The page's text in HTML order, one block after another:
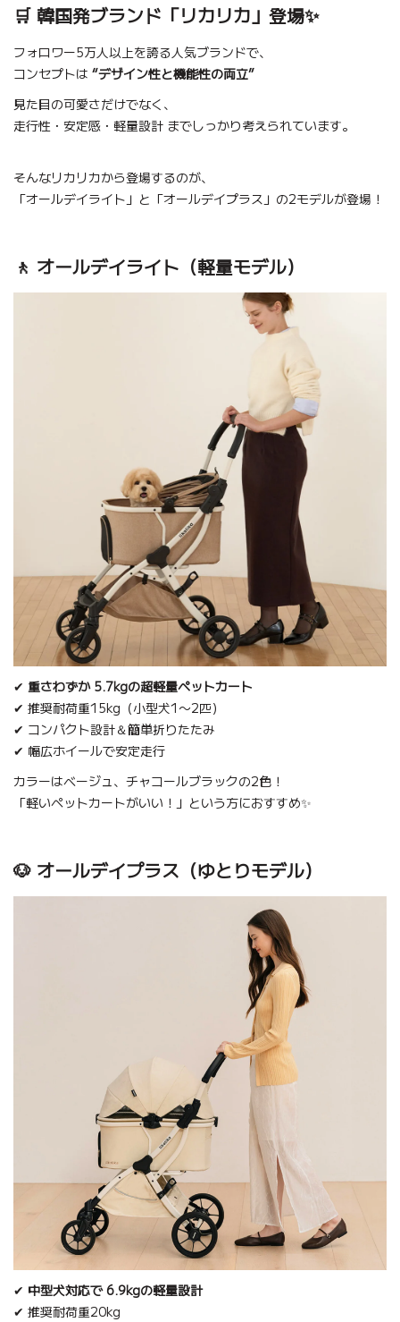
🛒 韓国発ブランド「リカリカ」登場✨
フォロワー5万人以上を誇る人気ブランドで、
コンセプトは “デザイン性と機能性の両立”
見た目の可愛さだけでなく、
走行性・安定感・軽量設計 までしっかり考えられています。
そんなリカリカから登場するのが、
「オールデイライト」と「オールデイプラス」の2モデルが登場！
🚶 オールデイライト（軽量モデル）
✔ 重さわずか 5.7kgの超軽量ペットカート
✔ 推奨耐荷重15kg（小型犬1〜2匹）
✔ コンパクト設計＆簡単折りたたみ
✔ 幅広ホイールで安定走行
カラーはベージュ、チャコールブラックの2色！
「軽いペットカートがいい！」という方におすすめ✨
🐶 オールデイプラス（ゆとりモデル）
✔ 中型犬対応で 6.9kgの軽量設計
✔ 推奨耐荷重20kg